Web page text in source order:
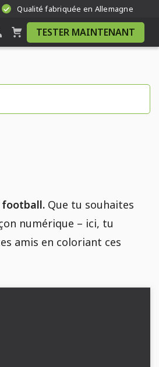
Qualité fabriquée en Allemagne
TESTER MAINTENANT
football. Que tu souhaites
numérique – ici, tu
amis en coloriant ces